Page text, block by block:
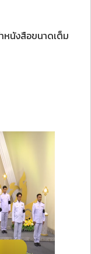
หนังสือขนาดเต็ม